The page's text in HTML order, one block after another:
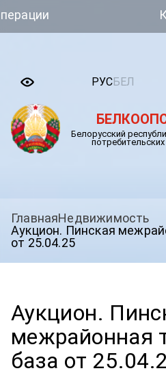
Белорусский
РУСБЕЛ
ГлавнаяНедвижимость
Аукцион. Пинская
от 25.04.25
Аукцион.
межрайонная
база от